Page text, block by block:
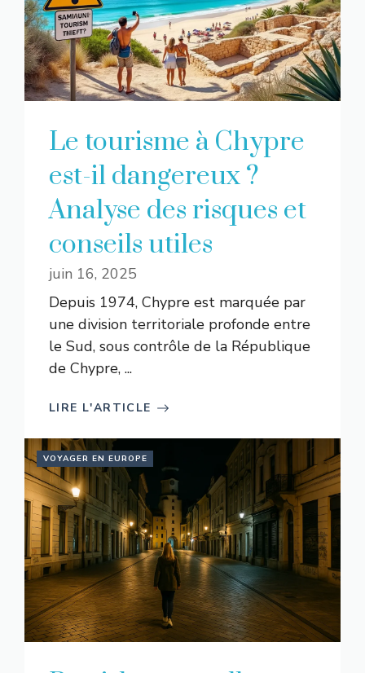
Le tourisme à Chypre
est-il dangereux ?
Analyse des risques et
conseils utiles
juin 16, 2025
Depuis 1974, Chypre est marquée par
une division territoriale profonde entre
le Sud, sous contrôle de la République
de Chypre, ...
LIRE L'ARTICLE
VOYAGER EN EUROPE